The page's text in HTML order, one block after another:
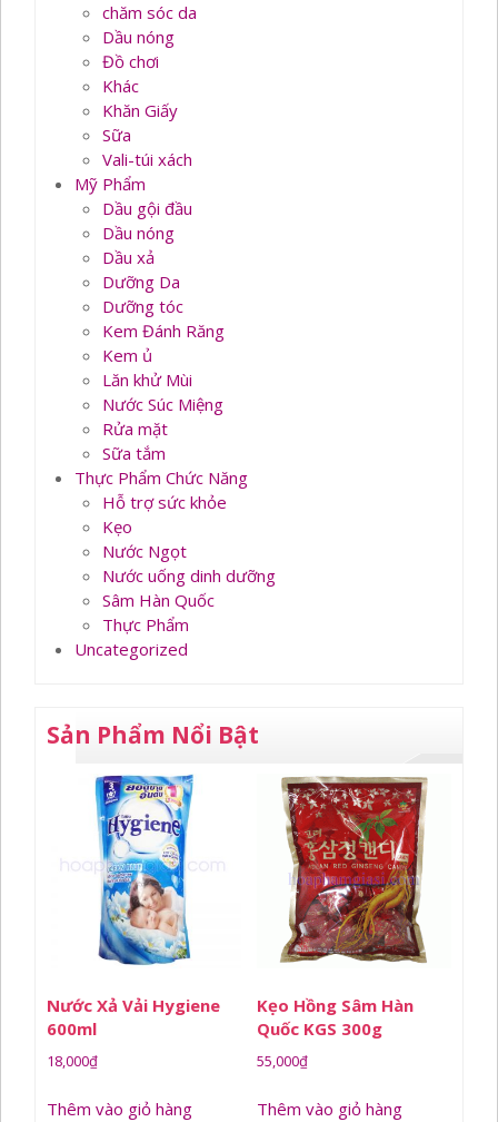
chăm sóc da
Dầu nóng
Đồ chơi
Khác
Khăn Giấy
Sữa
Vali-túi xách
Mỹ Phẩm
Dầu gội đầu
Dầu nóng
Dầu xả
Dưỡng Da
Dưỡng tóc
Kem Đánh Răng
Kem ủ
Lăn khử Mùi
Nước Súc Miệng
Rửa mặt
Sữa tắm
Thực Phẩm Chức Năng
Hỗ trợ sức khỏe
Kẹo
Nước Ngọt
Nước uống dinh dưỡng
Sâm Hàn Quốc
Thực Phẩm
Uncategorized
Sản Phẩm Nổi Bật
Nước Xả Vải Hygiene
600ml
18,000₫
Thêm vào giỏ hàng
Kẹo Hồng Sâm Hàn
Quốc KGS 300g
55,000₫
Thêm vào giỏ hàng